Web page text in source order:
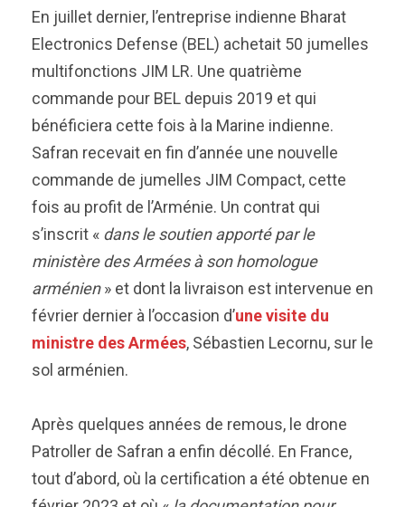
En juillet dernier, l’entreprise indienne Bharat
Electronics Defense (BEL) achetait 50 jumelles
multifonctions JIM LR. Une quatrième
commande pour BEL depuis 2019 et qui
bénéficiera cette fois à la Marine indienne.
Safran recevait en fin d’année une nouvelle
commande de jumelles JIM Compact, cette
fois au profit de l’Arménie. Un contrat qui
s’inscrit « dans le soutien apporté par le
ministère des Armées à son homologue
arménien» et dont la livraison est intervenue en
février dernier à l’occasion d’une visite du
ministre des Armées, Sébastien Lecornu, sur le
sol arménien.
Après quelques années de remous, le drone
Patroller de Safran a enfin décollé. En France,
tout d’abord, où la certification a été obtenue en